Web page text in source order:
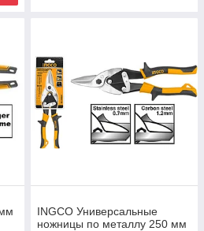
INGCO Универсальные
ножницы по металлу 250 мм